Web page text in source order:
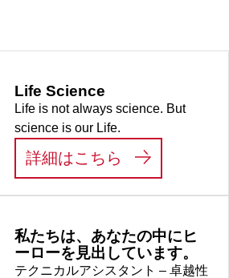
Life Science
Life is not always science. But
science is our Life.
詳細はこちら LIFE
私たちは、あなたの中にヒ
ーローを見出しています。
テクニカルアシスタント – 卓越性